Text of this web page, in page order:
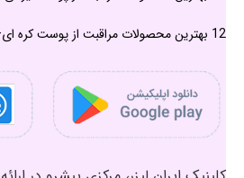
12 بهترین محصولات مراقبت از پوست کره ای+ نکات کاربردی